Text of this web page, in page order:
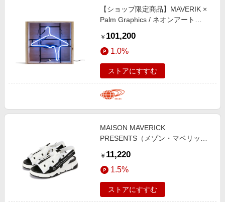
【ショップ限定商品】MAVERIK ×
Palm Graphics / ネオンアート
ART ONESIZE
￥ 101,200
1.0%
ストアにすすむ
MAISON MAVERICK
PRESENTS（メゾン・マベリッ
ルスニーカー
￥ 11,220
1.5%
ストアにすすむ